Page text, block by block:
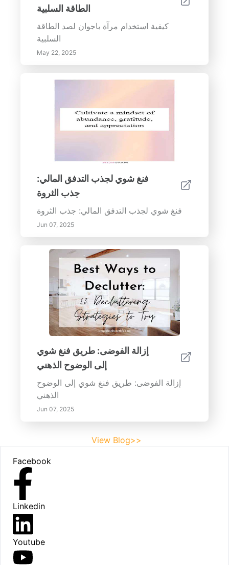
الطاقة السلبية
كيفية استخدام مرآة باجوان لصد الطاقة
السلبية
May 22, 2025
فنغ شوي لجذب التدفق المالي:
جذب الثروة
فنغ شوي لجذب التدفق المالي: جذب الثروة
Jun 07, 2025
إزالة الفوضى: طريق فنغ شوي
إلى الوضوح الذهني
إزالة الفوضى: طريق فنغ شوي إلى الوضوح
الذهني
Jun 07, 2025
View Blog>>
Facebook
Linkedin
Youtube